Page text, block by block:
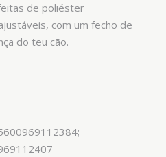
de poliéster
com um fecho de
do teu cão.